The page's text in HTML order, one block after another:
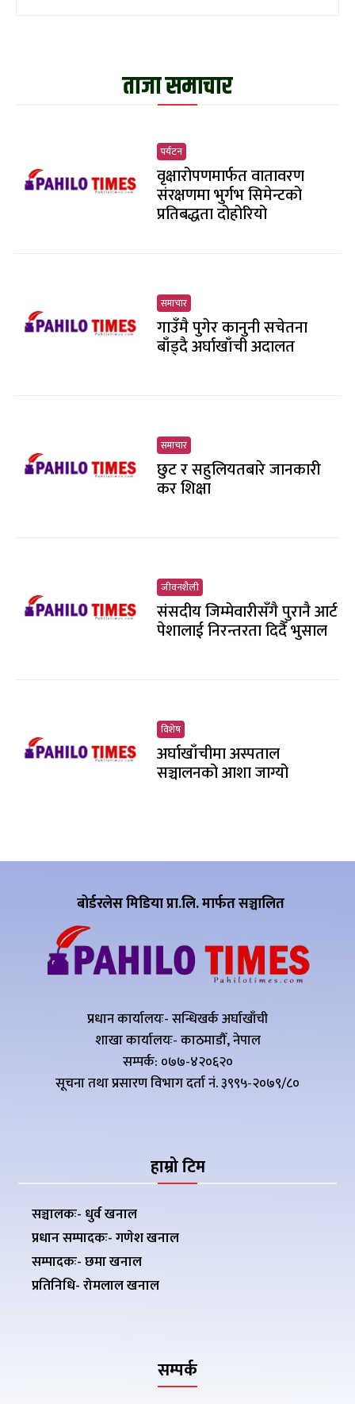
ताजा समाचार
पर्यटन
वृक्षारोपणमार्फत वातावरण
संरक्षणमा भुर्गभ सिमेन्टको
प्रतिबद्धता दोहोरियो
समाचार
गाउँमै पुगेर कानुनी सचेतना
बाँड्दै अर्घाखाँची अदालत
समाचार
छुट र सहुलियतबारे जानकारी
कर शिक्षा
जीवनशैली
संसदीय जिम्मेवारीसँगै पुरानै आर्ट
पेशालाई निरन्तरता दिदैँ भुसाल
विशेष
अर्घाखाँचीमा अस्पताल
सञ्चालनको आशा जाग्यो
बोर्डरलेस मिडिया प्रा.लि. मार्फत सञ्चालित
प्रधान कार्यालयः- सन्धिखर्क अर्घाखाँची
शाखा कार्यालयः- काठमाडौँ, नेपाल
सम्पर्क: ०७७-४२०६२०
सूचना तथा प्रसारण विभाग दर्ता नं. ३९९५-२०७९/८०
हाम्रो टिम
सञ्चालकः- धुर्व खनाल
प्रधान सम्पादकः- गणेश खनाल
सम्पादकः- छमा खनाल
प्रतिनिधि- रोमलाल खनाल
सम्पर्क